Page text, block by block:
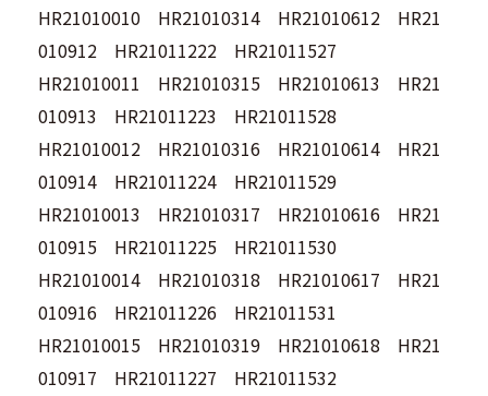
HR21010010 HR21010314 HR21010612 HR21
010912 HR21011222 HR21011527
HR21010011 HR21010315 HR21010613 HR21
010913 HR21011223 HR21011528
HR21010012 HR21010316 HR21010614 HR21
010914 HR21011224 HR21011529
HR21010013 HR21010317 HR21010616 HR21
010915 HR21011225 HR21011530
HR21010014 HR21010318 HR21010617 HR21
010916 HR21011226 HR21011531
HR21010015 HR21010319 HR21010618 HR21
010917 HR21011227 HR21011532